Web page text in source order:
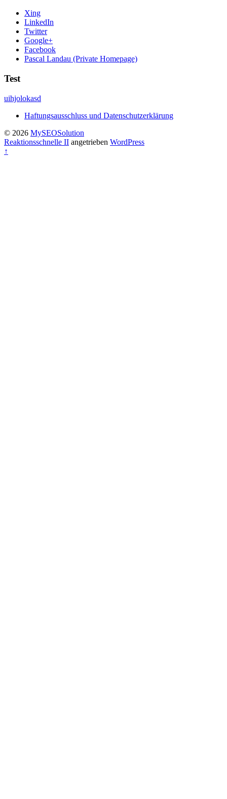
Xing
LinkedIn
Twitter
Google+
Facebook
Pascal Landau (Private Homepage)
Test
uihjolokasd
Haftungsausschluss und Datenschutzerklärung
© 2026 MySEOSolution
Reaktionsschnelle II angetrieben WordPress
↑